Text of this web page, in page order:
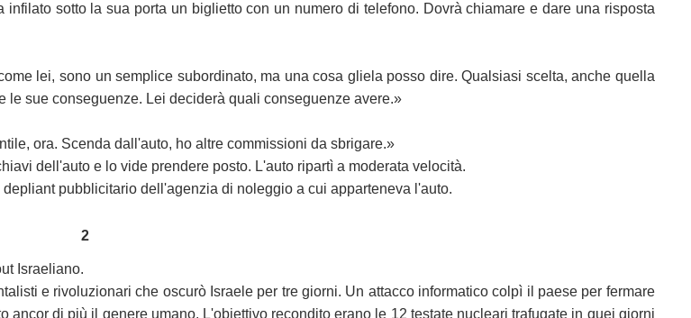
sotto la sua porta un biglietto con un numero di telefono. Dovrà chiamare e dare una risposta
lei, sono un semplice subordinato, ma una cosa gliela posso dire. Qualsiasi scelta, anche quella
sue conseguenze. Lei deciderà quali conseguenze avere.»
ora. Scenda dall'auto, ho altre commissioni da sbrigare.»
dell'auto e lo vide prendere posto. L'auto ripartì a moderata velocità.
pubblicitario dell'agenzia di noleggio a cui apparteneva l'auto.
2
Israeliano.
e rivoluzionari che oscurò Israele per tre giorni. Un attacco informatico colpì il paese per fermare
di più il genere umano. L'obiettivo recondito erano le 12 testate nucleari trafugate in quei giorni